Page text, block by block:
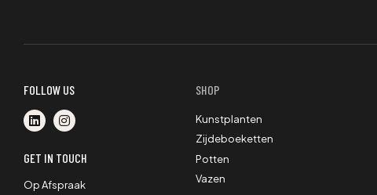
FOLLOW US
GET IN TOUCH
Op Afspraak
SHOP
Kunstplanten
Zijdeboeketten
Potten
Vazen